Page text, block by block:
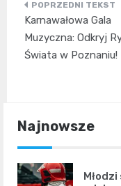
Nawigacja
wpisu
Karnawałowa Gala
Muzyczna: Odkryj
Świata w Poznaniu!
Najnowsze